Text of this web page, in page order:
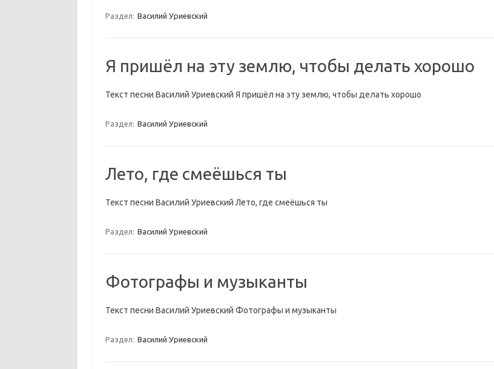
Раздел: Василий Уриевский
Я пришёл на эту землю, чтобы делать хорошо
Текст песни Василий Уриевский Я пришёл на эту землю, чтобы делать хорошо
Раздел: Василий Уриевский
Лето, где смеёшься ты
Текст песни Василий Уриевский Лето, где смеёшься ты
Раздел: Василий Уриевский
Фотографы и музыканты
Текст песни Василий Уриевский Фотографы и музыканты
Раздел: Василий Уриевский